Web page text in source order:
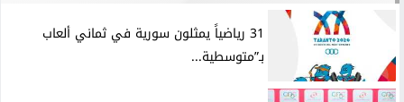
31 رياضياً يمثلون سورية في ثماني ألعاب
بـ”متوسطية...